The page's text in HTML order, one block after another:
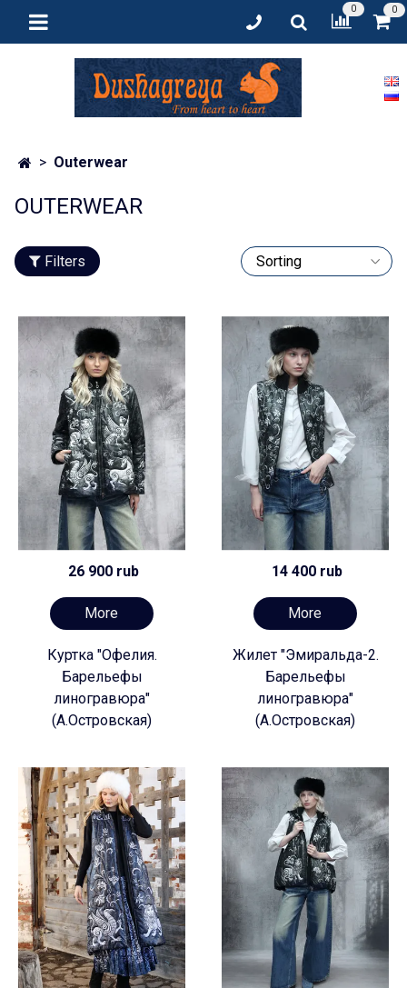
0 0
Outerwear
OUTERWEAR
Filters
26 900 rub
More
Куртка "Офелия.
Барельефы
линогравюра"
(А.Островская)
14 400 rub
More
Жилет "Эмиральда-2.
Барельефы
линогравюра"
(А.Островская)